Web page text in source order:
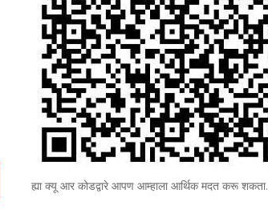
ह्या क्यू आर कोडद्वारे आपण आम्हाला आर्थिक मदत करू शकता.